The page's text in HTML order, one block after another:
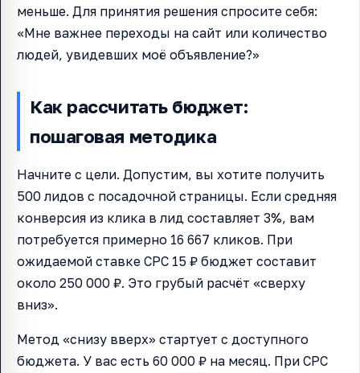
меньше. Для принятия решения спросите себя:
«Мне важнее переходы на сайт или количество
людей, увидевших моё объявление?»
Как рассчитать бюджет:
пошаговая методика
Начните с цели. Допустим, вы хотите получить
500 лидов с посадочной страницы. Если средняя
конверсия из клика в лид составляет 3%, вам
потребуется примерно 16 667 кликов. При
ожидаемой ставке CPC 15 ₽ бюджет составит
около 250 000 ₽. Это грубый расчёт «сверху
вниз».
Метод «снизу вверх» стартует с доступного
бюджета. У вас есть 60 000 ₽ на месяц. При CPC